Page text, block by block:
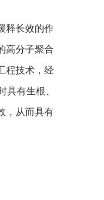
释长效的作
高分子聚合
程技术，经
有生根、
，从而具有